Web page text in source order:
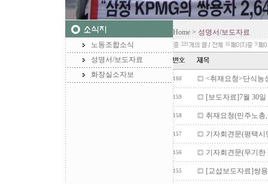
노동조합소식
성명서/보도자료
화장실소자보
Home > 성명서/보도자료
320 16 9
160 <취재요청>단식농
159 [보도자료]7월 30
158 취재요청(민주노
157 기자회견문(평택
156 기자회견문(무기
155 [교섭보도자료]쌍